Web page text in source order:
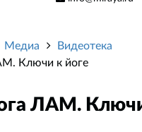
Медиа
Видеотека
Ключи к йоге
ЛАМ.